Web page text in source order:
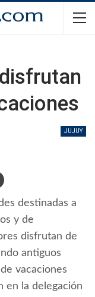
JUJUY
destinadas a
y de
disfrutan de
antiguos
vacaciones
en la delegación